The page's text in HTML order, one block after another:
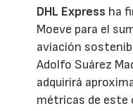
DHL Express ha
Moeve para el
aviación
Adolfo Suárez
adquirirá
métricas de este